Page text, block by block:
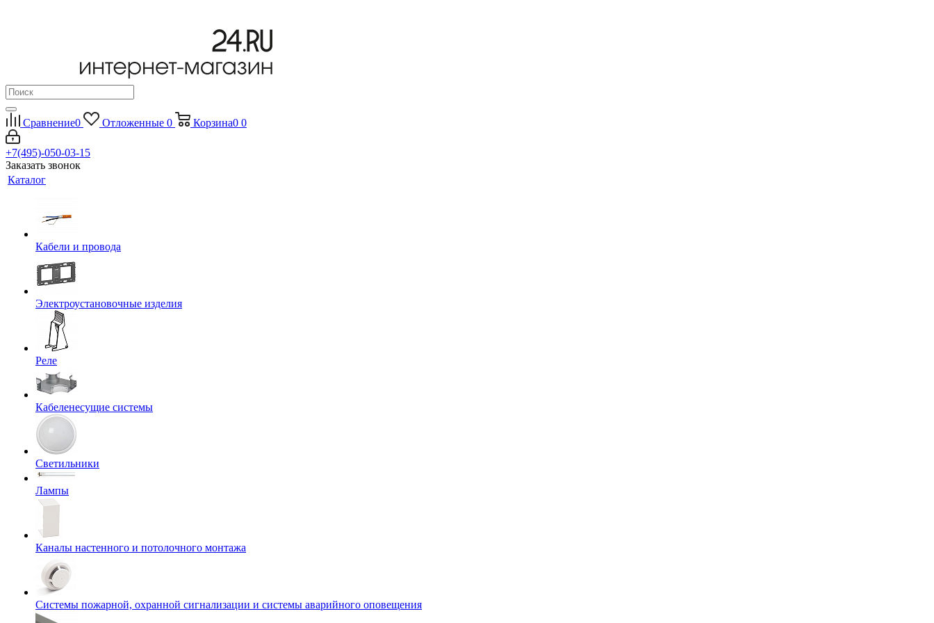
Сравнение0 Отложенные 0 Корзина0 0
+7(495)-050-03-15
Заказать звонок
Каталог
Кабели и провода
Электроустановочные изделия
Реле
Кабеленесущие системы
Светильники
Лампы
Каналы настенного и потолочного монтажа
Системы пожарной, охранной сигнализации и системы аварийного оповещения